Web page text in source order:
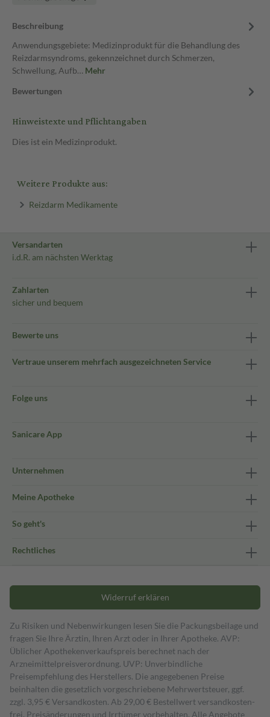
Beschreibung
Anwendungsgebiete: Medizinprodukt für die Behandlung des
Reizdarmsyndroms, gekennzeichnet durch Schmerzen,
Schwellung, Aufb… Mehr
Bewertungen
Hinweistexte und Pflichtangaben
Dies ist ein Medizinprodukt.
Weitere Produkte aus:
Reizdarm Medikamente
Versandarten
i.d.R. am nächsten Werktag
Zahlarten
sicher und bequem
Bewerte uns
Vertraue unserem mehrfach ausgezeichneten Service
Folge uns
Sanicare App
Unternehmen
Meine Apotheke
So geht's
Rechtliches
Widerruf erklären
Zu Risiken und Nebenwirkungen lesen Sie die Packungsbeilage und
fragen Sie Ihre Ärztin, Ihren Arzt oder in Ihrer Apotheke. AVP:
Üblicher Apothekenverkaufspreis berechnet nach der
Arzneimittelpreisverordnung. UVP: Unverbindliche
Preisempfehlung des Herstellers. Die angegebenen Preise
beinhalten die gesetzlich vorgeschriebene Mehrwertsteuer, ggf.
zzgl. 3,95 € Versandkosten. Ab 29,00 € Bestell­wert versand­kosten­
frei. Preisänderungen und Irrtümer vorbehalten. Alle Angebote